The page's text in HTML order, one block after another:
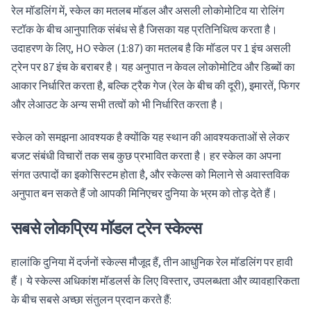
रेल मॉडलिंग में, स्केल का मतलब मॉडल और असली लोकोमोटिव या रोलिंग
स्टॉक के बीच आनुपातिक संबंध से है जिसका यह प्रतिनिधित्व करता है।
उदाहरण के लिए, HO स्केल (1:87) का मतलब है कि मॉडल पर 1 इंच असली
ट्रेन पर 87 इंच के बराबर है। यह अनुपात न केवल लोकोमोटिव और डिब्बों का
आकार निर्धारित करता है, बल्कि ट्रैक गेज (रेल के बीच की दूरी), इमारतें, फिगर
और लेआउट के अन्य सभी तत्वों को भी निर्धारित करता है।
स्केल को समझना आवश्यक है क्योंकि यह स्थान की आवश्यकताओं से लेकर
बजट संबंधी विचारों तक सब कुछ प्रभावित करता है। हर स्केल का अपना
संगत उत्पादों का इकोसिस्टम होता है, और स्केल्स को मिलाने से अवास्तविक
अनुपात बन सकते हैं जो आपकी मिनिएचर दुनिया के भ्रम को तोड़ देते हैं।
सबसे लोकप्रिय मॉडल ट्रेन स्केल्स
हालांकि दुनिया में दर्जनों स्केल्स मौजूद हैं, तीन आधुनिक रेल मॉडलिंग पर हावी
हैं। ये स्केल्स अधिकांश मॉडलर्स के लिए विस्तार, उपलब्धता और व्यावहारिकता
के बीच सबसे अच्छा संतुलन प्रदान करते हैं: